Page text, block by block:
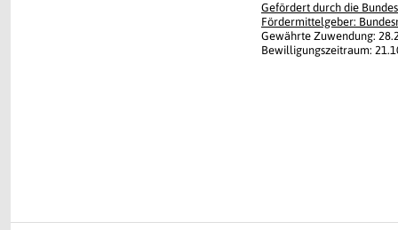
Gefördert durch die
Fördermittelgeber:
Gewährte Zuwendung:
Bewilligungszeitraum: